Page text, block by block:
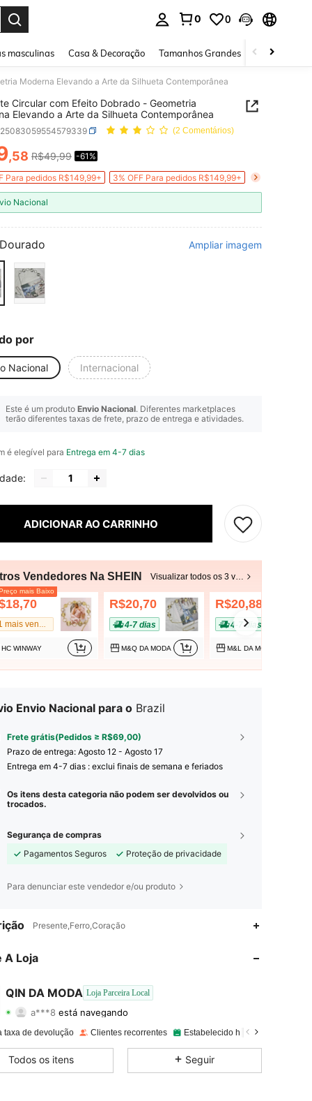
0 0
masculinas Casa & Decoração Tamanhos Grandes Joias e
Moderna Elevando a Arte da Silhueta Contemporânea
Circular com Efeito Dobrado - Geometria
Elevando a Arte da Silhueta Contemporânea
(2 Comentários)
AND AVAILABILITY
,58 R$49,99 -61%
Para pedidos R$149,99+ 3% OFF Para pedidos R$149,99+
Nacional
Dourado Ampliar imagem
por
Nacional Internacional
Este é um produto Envio Nacional. Diferentes marketplaces
terão diferentes taxas de frete, prazo de entrega e atividades.
é elegível para Entrega em 4-7 dias
ADICIONAR AO CARRINHO
Vendedores Na SHEIN Visualizar todos os 3 vendedores
mais Baixo
HC WINWAY
R$20,70
4-7 dias
M&Q DA MODA
R$20,88
4-7 dias
M&L DA MODA
Envio Nacional para o Brazil
Frete grátis(Pedidos ≥ R$69,00)
Prazo de entrega: Agosto 12 - Agosto 17
Entrega em 4-7 dias : exclui finais de semana e feriados
Os itens desta categoria não podem ser devolvidos ou
trocados.
Segurança de compras
Pagamentos Seguros
Proteção de privacidade
Para denunciar este vendedor e/ou produto
Presente,Ferro,Coração
A Loja
QIN DA MODA Loja Parceira Local
4,89 118
está navegando
4,89 Classificação 118Itens
4,89
taxa de devolução Clientes recorrentes Estabelecido há 1 ano
Todos os itens Seguir